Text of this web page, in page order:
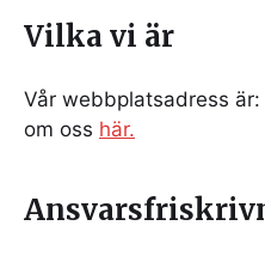
Vilka vi är
Vår webbplatsadress
om oss här.